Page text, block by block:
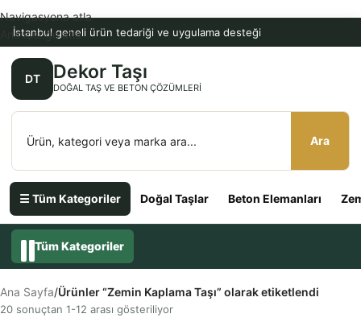
İstanbul geneli ürün tedariği ve uygulama desteği
DT Dekor Taşı
DOĞAL TAŞ VE BETON ÇÖZÜMLERI
Ara
☰ Tüm Kategoriler Doğal Taşlar Beton Elemanları
Navigasyona atla
Ana içeriğe atla
Tüm Kategoriler
Ana Sayfa/Ürünler “Zemin Kaplama Taşı” olarak etiketlendi
20 sonuçtan 1-12 arası gösteriliyor